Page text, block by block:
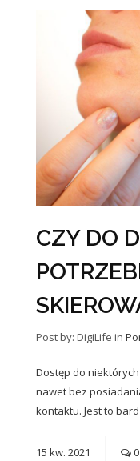
CZY DO
Post by: DigiLife in
Dostęp do
nawet bez
kontaktu. Jest to
15 kw. 2021 0